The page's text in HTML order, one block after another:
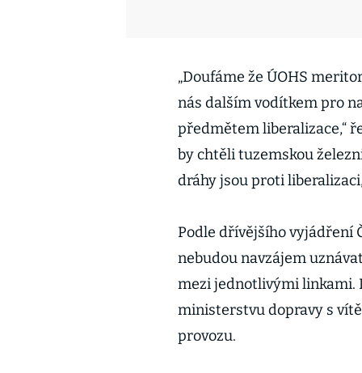
„Doufáme že ÚOHS
nás dalším vodítkem pro
předmětem liberalizace,“
by chtěli tuzemskou
dráhy jsou proti
Podle dřívějšího vyjádření
nebudou navzájem
mezi jednotlivými linkami.
ministerstvu dopravy s
provozu.